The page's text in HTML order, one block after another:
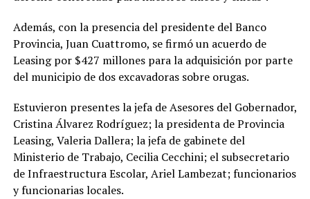
Además, con la presencia del presidente del Banco
Provincia, Juan Cuattromo, se firmó un acuerdo de
Leasing por $427 millones para la adquisición por parte
del municipio de dos excavadoras sobre orugas.
Estuvieron presentes la jefa de Asesores del Gobernador,
Cristina Álvarez Rodríguez; la presidenta de Provincia
Leasing, Valeria Dallera; la jefa de gabinete del
Ministerio de Trabajo, Cecilia Cecchini; el subsecretario
de Infraestructura Escolar, Ariel Lambezat; funcionarios
y funcionarias locales.